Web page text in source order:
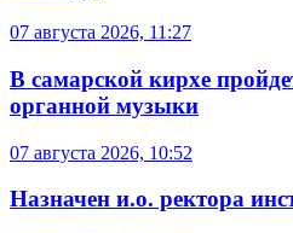
07 августа 2026, 11:27
В самарской кирхе
органной музыки
07 августа 2026, 10:52
Назначен и.о. ректора